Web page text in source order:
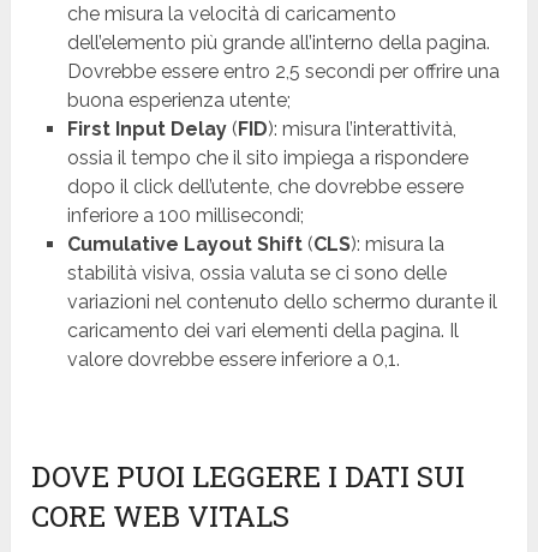
che misura la velocità di caricamento
dell’elemento più grande all’interno della pagina.
Dovrebbe essere entro 2,5 secondi per offrire una
buona esperienza utente;
First Input Delay ( FID): misura l’interattività,
ossia il tempo che il sito impiega a rispondere
dopo il click dell’utente, che dovrebbe essere
inferiore a 100 millisecondi;
Cumulative Layout Shift (CLS): misura la
stabilità visiva, ossia valuta se ci sono delle
variazioni nel contenuto dello schermo durante il
caricamento dei vari elementi della pagina. Il
valore dovrebbe essere inferiore a 0,1.
DOVE PUOI LEGGERE I DATI SUI
CORE WEB VITALS